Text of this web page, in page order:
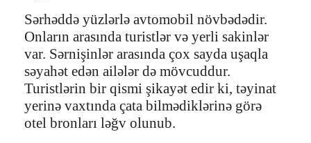
Sərhəddə yüzlərlə avtomobil növbədədir.
Onların arasında turistlər və yerli sakinlər
var. Sərnişinlər arasında çox sayda uşaqla
səyahət edən ailələr də mövcuddur.
Turistlərin bir qismi şikayət edir ki, təyinat
yerinə vaxtında çata bilmədiklərinə görə
otel bronları ləğv olunub.